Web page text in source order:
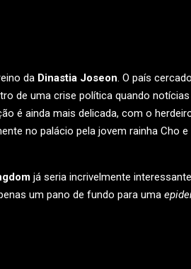
da Dinastia Joseon. O país
de uma crise política quando
é ainda mais delicada, com o
no palácio pela jovem rainha Cho
já seria incrivelmente
um pano de fundo para uma